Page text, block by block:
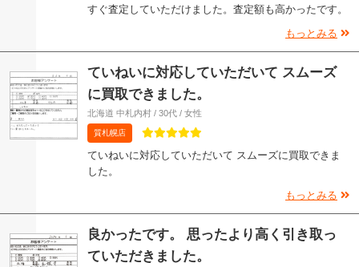
すぐ査定していただけました。査定額も高かったです。
もっとみる
ていねいに対応していただいて スムーズ
に買取できました。
北海道 中札内村 / 30代 / 女性
質札幌店
ていねいに対応していただいて スムーズに買取できま
した。
もっとみる
良かったです。 思ったより高く引き取っ
ていただきました。